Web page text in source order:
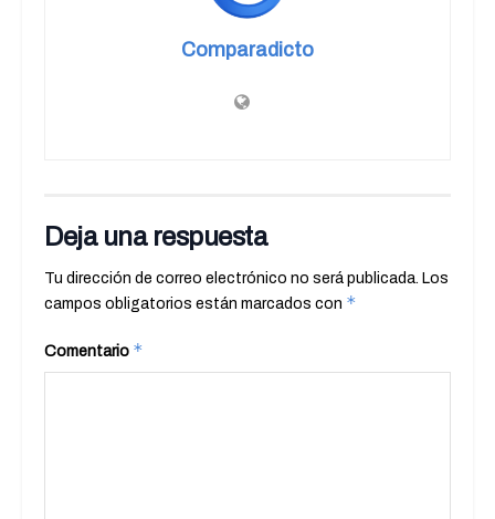
Comparadicto
Deja una respuesta
Tu dirección de correo electrónico no será publicada. Los
campos obligatorios están marcados con *
Comentario *